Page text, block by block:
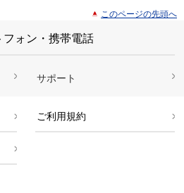
このページの先頭へ
フォン・携帯電話
サポート
ご利用規約